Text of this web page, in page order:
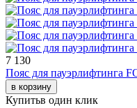
7 130
Пояс для пауэрлифтинга
в корзину
Купитьв один клик